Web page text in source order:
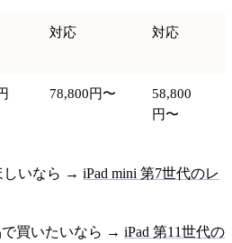
対応 対応
78,800円〜
58,800
円〜
しいなら → iPad mini 第7世代のレ
買いたいなら → iPad 第11世代の